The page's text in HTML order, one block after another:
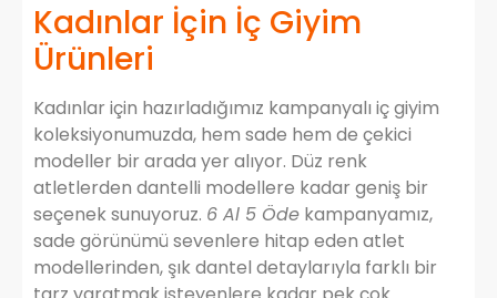
Kadınlar İçin İç Giyim
Ürünleri
Kadınlar için hazırladığımız kampanyalı iç giyim
koleksiyonumuzda, hem sade hem de çekici
modeller bir arada yer alıyor. Düz renk
atletlerden dantelli modellere kadar geniş bir
seçenek sunuyoruz. 6 Al 5 Öde kampanyamız,
sade görünümü sevenlere hitap eden atlet
modellerinden, şık dantel detaylarıyla farklı bir